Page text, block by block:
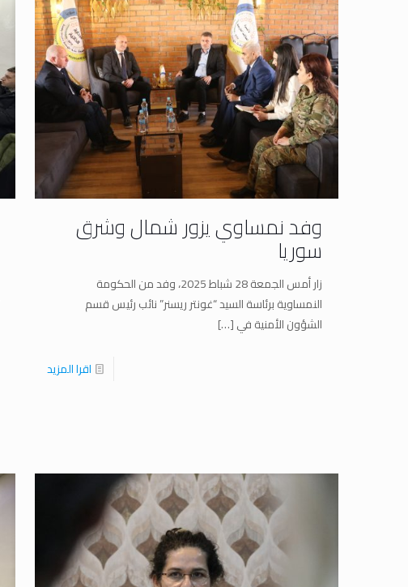
وفد نمساوي يزور شمال وشرق
سوريا
زار أمس الجمعة 28 شباط 2025، وفد من الحكومة
النمساوية برئاسة السيد “غونتر ريسنر” نائب رئيس قسم
الشؤون الأمنية في[…]
اقرا المزيد